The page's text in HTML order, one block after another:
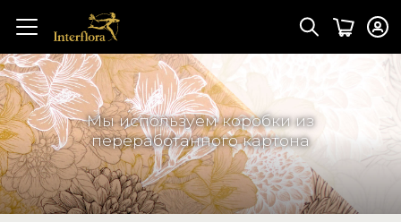
Мы используем коробки из
переработанного картона